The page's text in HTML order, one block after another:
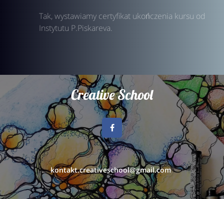
Tak, wystawiamy certyfikat ukończenia kursu od
Instytutu P.Piskareva.
Creative School
kontakt.creativeschool@gmail.com